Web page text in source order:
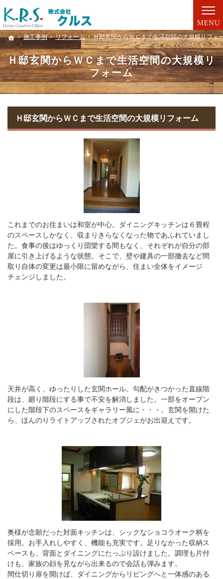
ホーム
施工事例 リフォーム Ｈ邸玄関からＷＣまで生活空間の大規模リフォ
Ｈ邸玄関からＷＣまで生活空間の大規模リ
フォーム
満足と信頼の家づくり 幸せづくりのための注文住宅は「クルス」へ
お客様のご要望をカタチにする自由設計の家づくり。新築一戸建て・注文住宅・リフォ
Ｈ邸玄関からＷＣまで生活空間の大規模リフォーム
これまでのお住まいは和室が中心。ダイニングキッチンは６畳程
のスペースしかなく、収まりきらなくなった物であふれていまし
た。食事の後はゆっくり団欒する間もなく、それぞれが自分の部
屋に引き上げるような状態。そこで、壁や建具の一部撤去など間
取り自体の変更は最小限に留めながら、住まい全体をイメージ
チェンジしました。
天井が高く、ゆったりした玄関ホール。勾配がきつかった直線階
段は、廻り階段にする事で不安を解消しました。一部をオープン
にした階段下のスペースをギャラリー風に・・・。玄関を開けた
ら、ほんのりライトアップされたオブジェがお出迎えです。
奥様が念願だった対面キッチンは、シックなショコラオーク柄を
採用。お手入れしやすく、機能も充実です。足りなかった収納ス
ペースも、背面とダイニングにたっぷり設けました。調理も片付
けも、家族の顔を見ながら出来るので会話も弾みます。
間仕切り扉を開けば、ダイニングからリビングへと一体感のある
ホーム
施工事例 リフォーム Ｈ邸玄関からＷＣまで生活空間の大規模リフォ